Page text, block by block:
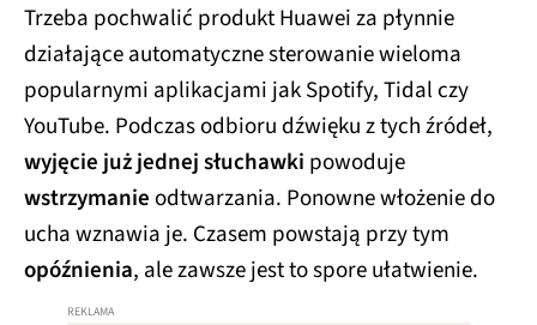
Trzeba pochwalić produkt Huawei za płynnie
działające automatyczne sterowanie wieloma
popularnymi aplikacjami jak Spotify, Tidal czy
YouTube. Podczas odbioru dźwięku z tych źródeł,
wyjęcie już jednej słuchawki powoduje
wstrzymanieodtwarzania. Ponowne włożenie do
ucha wznawia je. Czasem powstają przy tym
opóźnienia, ale zawsze jest to spore ułatwienie.